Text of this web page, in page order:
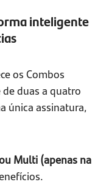
inteligente
os Combos
duas a quatro
única assinatura,
Multi (apenas na